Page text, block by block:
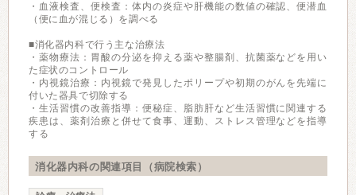
・血液検査、便検査：体内の炎症や肝機能の数値の確認、便潜血
（便に血が混じる）を調べる
■消化器内科で行う主な治療法
・薬物療法：胃酸の分泌を抑える薬や整腸剤、抗菌薬などを用い
た症状のコントロール
・内視鏡治療：内視鏡で発見したポリープや初期のがんを先端に
付いた器具で切除する
・生活習慣の改善指導：便秘症、脂肪肝など生活習慣に関連する
疾患は、薬剤治療と併せて食事、運動、ストレス管理などを指導
する
消化器内科の関連項目（病院検索）